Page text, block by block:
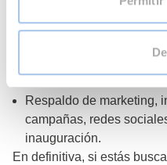
volumen de compra.
Operations training
Adaptación de la oferta
Respaldo de marketing,
campañas, redes
inauguración.
En definitiva, si estás